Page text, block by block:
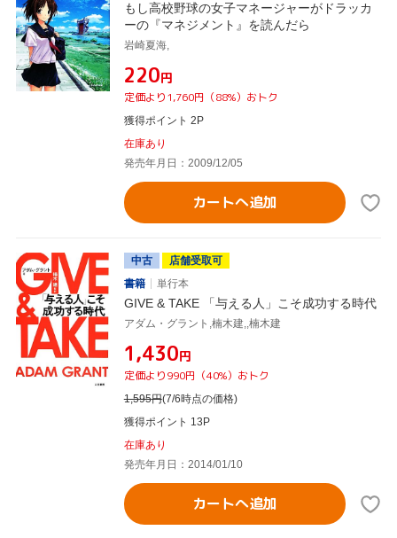
もし高校野球の女子マネージャーがドラッカ
ーの『マネジメント』を読んだら
岩崎夏海,
¥220円
定価より1,760円（88%）おトク
獲得ポイント 2P
在庫あり
発売年月日：2009/12/05
カートへ追加
中古
店舗受取可
書籍
単行本
GIVE & TAKE 「与える人」こそ成功する時代
アダム・グラント,楠木建,,楠木建
¥1,430円
定価より990円（40%）おトク
1,595円(7/6時点の価格)
獲得ポイント 13P
在庫あり
発売年月日：2014/01/10
カートへ追加